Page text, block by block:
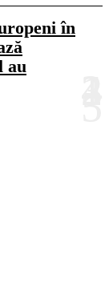
în
au